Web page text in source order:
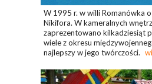
W 1995 r. w willi Romanówka
Nikifora. W kameralnych
zaprezentowano kilkadziesiąt
wiele z okresu
najlepszy w jego twórczości.